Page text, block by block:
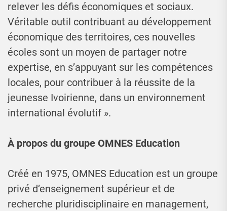
relever les défis économiques et sociaux.
Véritable outil contribuant au développement
économique des territoires, ces nouvelles
écoles sont un moyen de partager notre
expertise, en s’appuyant sur les compétences
locales, pour contribuer à la réussite de la
jeunesse Ivoirienne, dans un environnement
international évolutif ».
À propos du groupe OMNES Education
Créé en 1975, OMNES Education est un groupe
privé d’enseignement supérieur et de
recherche pluridisciplinaire en management,